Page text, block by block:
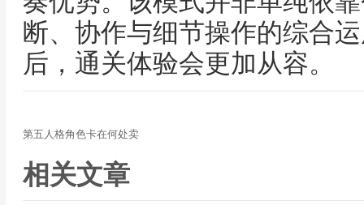
断、协作与细节操作的综合
后，通关体验会更加从容。
第五人格角色卡在何处卖
相关文章